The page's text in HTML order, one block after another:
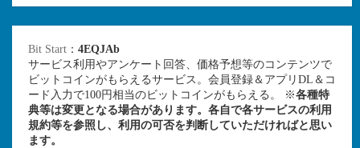
Bit Start ： 4EQJAb
サービス利用やアンケート回答、価格予想等のコンテンツで
ビットコインがもらえるサービス。会員登録＆アプリDL＆コ
ード入力で100円相当のビットコインがもらえる。 ※各種特
典等は変更となる場合があります。各自で各サービスの利用
規約等を参照し、利用の可否を判断していただければと思い
ます。